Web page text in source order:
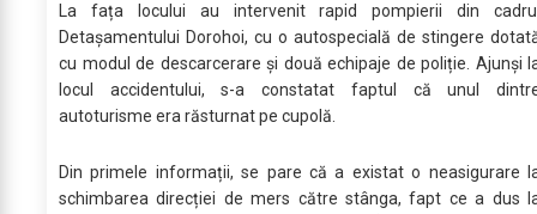
La fața locului au intervenit rapid pompierii din
Detașamentului Dorohoi, cu o autospecială de stingere
cu modul de descarcerare și două echipaje de poliție. Ajunși
locul accidentului, s-a constatat faptul că unul
autoturisme era răsturnat pe cupolă.
Din primele informații, se pare că a existat o neasigurare
schimbarea direcției de mers către stânga, fapt ce a dus